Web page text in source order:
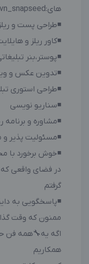
های:inshot_canva_picsart_capcut_viva_vllo_vn_snapseed
◾️طراحی پست و ریلز
◾️کاور ریلز و
◾️پوستر،بنر
◾️تدوین عکس و
◾️طراحی استوری
◾️سناریو نویسی
◾️مشاوره و
◾️مسئولیت پذیر
◾️خوش برخورد با
در فضای واقعی که
گرفتم
◾️پاسخگویی به
ممنون که وقت
اگه یه🔧همه فن
همکاریم